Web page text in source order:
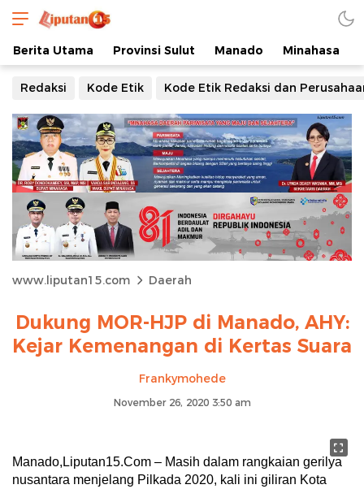
Berita Utama Provinsi Sulut Manado Minahasa
Redaksi Kode Etik Kode Etik Redaksi dan
www.liputan15.com Daerah
Dukung MOR-HJP di Manado, AHY:
Kejar Kemenangan di Kertas Suara
Frankymohede
November 26, 2020 3:50 am
Manado,Liputan15.Com – Masih dalam rangkaian gerilya
nusantara menjelang Pilkada 2020, kali ini giliran Kota